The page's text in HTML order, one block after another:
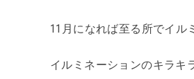
11月になれば至る所でイル
イルミネーションのキラキ